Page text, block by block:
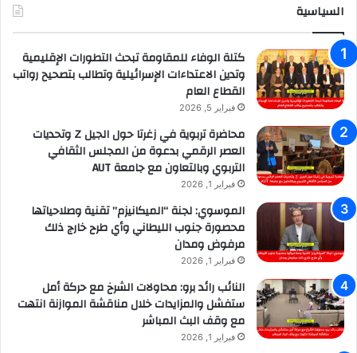
السياسية
كتلة الوفاء للمقاومة تبحث التطورات الإقليمية
وتدين الاعتداءات الإسرائيلية وتطالب بتصحيح رواتب
القطاع العام
فبراير 5, 2026
محاضرة تربوية في زغرتا حول الجيل Z وتحديات
العصر الرقمي بدعوة من المجلس الثقافي
التربوي وبالتعاون مع جامعة AUT
فبراير 1, 2026
الموسوي: لجنة “الميكانيزم” تقنية وصلاحياتها
محصورة جنوب الليطاني وأي طرح خارج ذلك
مرفوض ومدان
فبراير 1, 2026
النائب رائد برو: محاولات الشرخ مع حركة أمل
ستفشل والمزايدات خلال مناقشة الموازنة انتهت
مع وقف البث المباشر
فبراير 1, 2026